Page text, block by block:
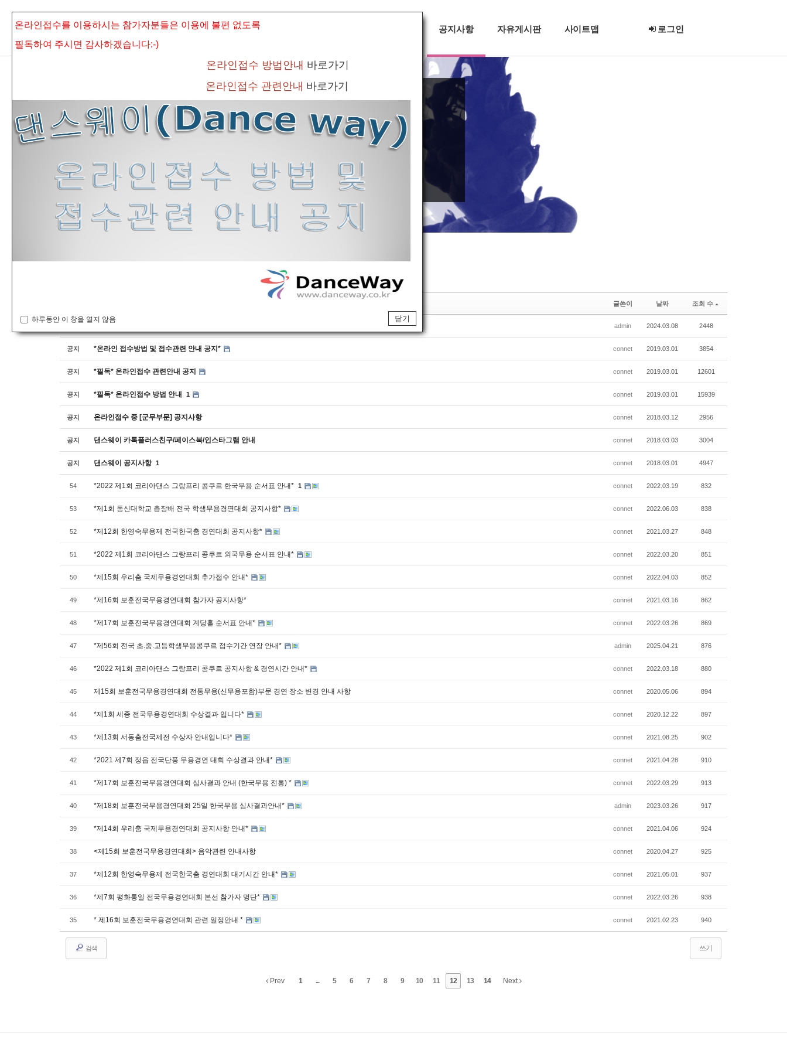
공지사항 자유게시판 사이트맵 로그인
글쓴이 날짜 조회 수
admin 2024.03.08 2448
공지 *온라인 접수방법 및 접수관련 안내 공지* connet 2019.03.01 3854
공지 *필독* 온라인접수 관련안내 공지 connet 2019.03.01 12601
공지 *필독* 온라인접수 방법 안내 1 connet 2019.03.01 15939
공지 온라인접수 중 [군무부문] 공지사항 connet 2018.03.12 2956
공지 댄스웨이 카톡플러스친구/페이스북/인스타그램 안내 connet 2018.03.03 3004
공지 댄스웨이 공지사항 1 connet 2018.03.01 4947
54 *2022 제1회 코리아댄스 그랑프리 콩쿠르 한국무용 순서표 안내* 1 connet 2022.03.19 832
53 *제1회 동신대학교 총장배 전국 학생무용경연대회 공지사항* connet 2022.06.03 838
52 *제12회 한영숙무용제 전국한국춤 경연대회 공지사항* connet 2021.03.27 848
51 *2022 제1회 코리아댄스 그랑프리 콩쿠르 외국무용 순서표 안내* connet 2022.03.20 851
50 *제15회 우리춤 국제무용경연대회 추가접수 안내* connet 2022.04.03 852
49 *제16회 보훈전국무용경연대회 참가자 공지사항* connet 2021.03.16 862
48 *제17회 보훈전국무용경연대회 계당홀 순서표 안내* connet 2022.03.26 869
47 *제56회 전국 초.중.고등학생무용콩쿠르 접수기간 연장 안내* admin 2025.04.21 876
46 *2022 제1회 코리아댄스 그랑프리 콩쿠르 공지사항 & 경연시간 안내* connet 2022.03.18 880
45 제15회 보훈전국무용경연대회 전통무용(신무용포함)부문 경연 장소 변경 안내 사항 connet 2020.05.06 894
44 *제1회 세종 전국무용경연대회 수상결과 입니다* connet 2020.12.22 897
43 *제13회 서동춤전국제전 수상자 안내입니다* connet 2021.08.25 902
42 *2021 제7회 정읍 전국단풍 무용경연 대회 수상결과 안내* connet 2021.04.28 910
41 *제17회 보훈전국무용경연대회 심사결과 안내 (한국무용 전통) * connet 2022.03.29 913
40 *제18회 보훈전국무용경연대회 25일 한국무용 심사결과안내* admin 2023.03.26 917
39 *제14회 우리춤 국제무용경연대회 공지사항 안내* connet 2021.04.06 924
38 <제15회 보훈전국무용경연대회> 음악관련 안내사항 connet 2020.04.27 925
37 *제12회 한영숙무용제 전국한국춤 경연대회 대기시간 안내* connet 2021.05.01 937
36 *제7회 평화통일 전국무용경연대회 본선 참가자 명단* connet 2022.03.26 938
35 * 제16회 보훈전국무용경연대회 관련 일정안내 * connet 2021.02.23 940
검색 쓰기
Prev 1 ... 5 6 7 8 9 10 11 12 13 14 Next
온라인접수를 이용하시는 참가자분들은 이용에 불편 없도록
필독하여 주시면 감사하겠습니다:-)
온라인접수 방법안내 바로가기
온라인접수 관련안내 바로가기
하루동안 이 창을 열지 않음 닫기
Sketchbook5, 스케치북5
Sketchbook5, 스케치북5